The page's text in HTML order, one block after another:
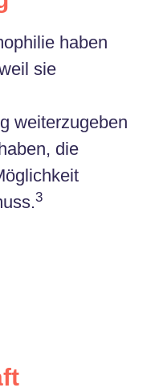
haben
sie
weiterzugeben
die
3